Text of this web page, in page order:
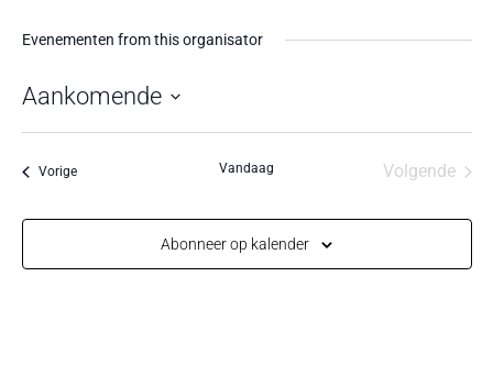
Evenementen from this organisator
Aankomende
Selecteer
datum.
VorigeEvenementen Vandaag
Volgende
Abonneer op kalender